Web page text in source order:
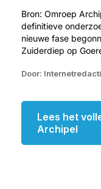
Bron: Omroep
definitieve
nieuwe fase
Zuiderdiep op
Door:
Lees het
Archipel